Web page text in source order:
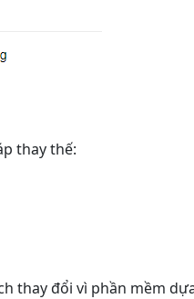
thay thế:
thay đổi vì phần mềm